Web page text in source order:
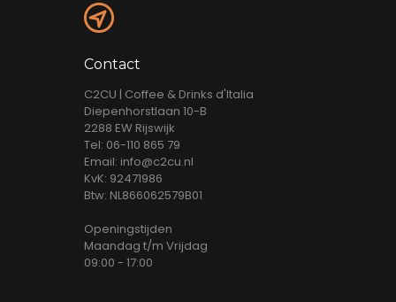
Contact
C2CU | Coffee & Drinks d'Italia
Diepenhorstlaan 10-B
2288 EW Rijswijk
Tel: 06-110 865 79
Email: info@c2cu.nl
KvK: 92471986
Btw: NL866062579B01
Openingstijden
Maandag t/m Vrijdag
09:00 - 17:00